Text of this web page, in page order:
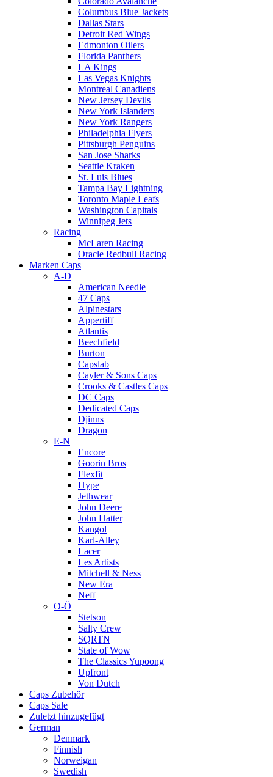
Columbus Blue Jackets
Dallas Stars
Detroit Red Wings
Edmonton Oilers
Florida Panthers
LA Kings
Las Vegas Knights
Montreal Canadiens
New Jersey Devils
New York Islanders
New York Rangers
Philadelphia Flyers
Pittsburgh Penguins
San Jose Sharks
Seattle Kraken
St. Luis Blues
Tampa Bay Lightning
Toronto Maple Leafs
Washington Capitals
Winnipeg Jets
Racing
McLaren Racing
Oracle Redbull Racing
Marken Caps
A-D
American Needle
47 Caps
Alpinestars
Appertiff
Atlantis
Beechfield
Burton
Capslab
Cayler & Sons Caps
Crooks & Castles Caps
DC Caps
Dedicated Caps
Djinns
Dragon
E-N
Encore
Goorin Bros
Flexfit
Hype
Jethwear
John Deere
John Hatter
Kangol
Karl-Alley
Lacer
Les Artists
Mitchell & Ness
New Era
Neff
O-Ö
Stetson
Salty Crew
SQRTN
State of Wow
The Classics Yupoong
Upfront
Von Dutch
Caps Zubehör
Caps Sale
Zuletzt hinzugefügt
German
Denmark
Finnish
Norweigan
Swedish